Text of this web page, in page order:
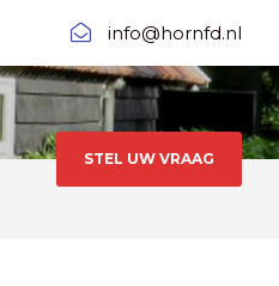
info@hornfd.nl
STEL UW VRAAG